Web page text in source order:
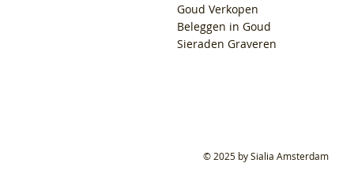
Goud Verkopen
Beleggen in Goud
Sieraden Graveren
© 2025 by Sialia Amsterdam